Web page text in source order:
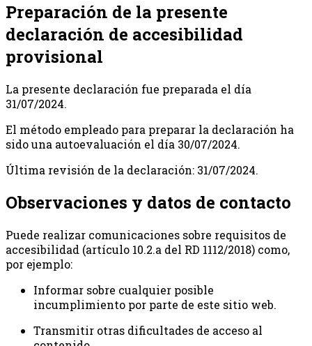
Preparación de la presente
declaración de accesibilidad
provisional
La presente declaración fue preparada el día
31/07/2024.
El método empleado para preparar la declaración ha
sido una autoevaluación el día 30/07/2024.
Última revisión de la declaración: 31/07/2024.
Observaciones y datos de contacto
Puede realizar comunicaciones sobre requisitos de
accesibilidad (artículo 10.2.a del RD 1112/2018) como,
por ejemplo:
Informar sobre cualquier posible
incumplimiento por parte de este sitio web.
Transmitir otras dificultades de acceso al